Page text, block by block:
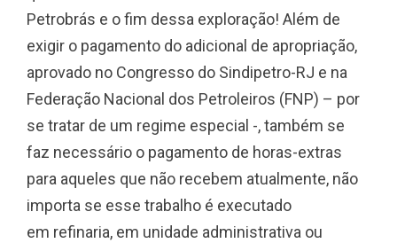
Petrobrás e o fim dessa exploração! Além de
exigir o pagamento do adicional de apropriação,
aprovado no Congresso do Sindipetro-RJ e na
Federação Nacional dos Petroleiros (FNP) – por
se tratar de um regime especial -, também se
faz necessário o pagamento de horas-extras
para aqueles que não recebem atualmente, não
importa se esse trabalho é executado
em refinaria, em unidade administrativa ou